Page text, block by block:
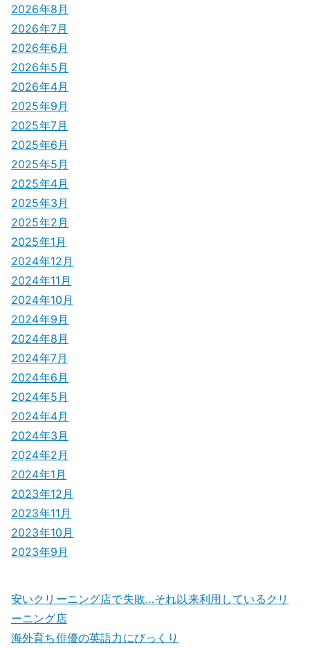
2026年8月
2026年7月
2026年6月
2026年5月
2026年4月
2025年9月
2025年7月
2025年6月
2025年5月
2025年4月
2025年3月
2025年2月
2025年1月
2024年12月
2024年11月
2024年10月
2024年9月
2024年8月
2024年7月
2024年6月
2024年5月
2024年4月
2024年3月
2024年2月
2024年1月
2023年12月
2023年11月
2023年10月
2023年9月
安いクリーニング店で失敗…それ以来利用しているクリ
ーニング店
海外育ち俳優の英語力にびっくり